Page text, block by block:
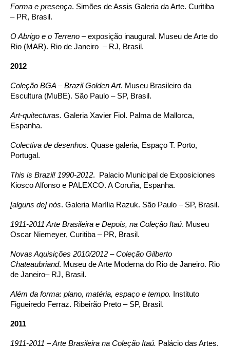
Forma e presença. Simões de Assis Galeria da Arte. Curitiba
– PR, Brasil.
O Abrigo e o Terreno –exposição inaugural. Museu de Arte do
Rio (MAR). Rio de Janeiro – RJ, Brasil.
2012
Coleção BGA – Brazil Golden Art. Museu Brasileiro da
Escultura (MuBE). São Paulo – SP, Brasil.
Art-quitecturas. Galeria Xavier Fiol. Palma de Mallorca,
Espanha.
Colectiva de desenhos. Quase galeria, Espaço T. Porto,
Portugal.
This is Brazil! 1990-2012. Palacio Municipal de Exposiciones
Kiosco Alfonso e PALEXCO. A Coruña, Espanha.
[alguns de] nós. Galeria Marília Razuk. São Paulo – SP, Brasil.
1911-2011 Arte Brasileira e Depois, na Coleção Itaú. Museu
Oscar Niemeyer, Curitiba – PR, Brasil.
Novas Aquisições 2010/2012 – Coleção Gilberto
Chateaubriand. Museu de Arte Moderna do Rio de Janeiro. Rio
de Janeiro– RJ, Brasil.
Além da forma: plano, matéria, espaço e tempo. Instituto
Figueiredo Ferraz. Ribeirão Preto – SP, Brasil.
2011
1911-2011 – Arte Brasileira na Coleção Itaú. Palácio das Artes.